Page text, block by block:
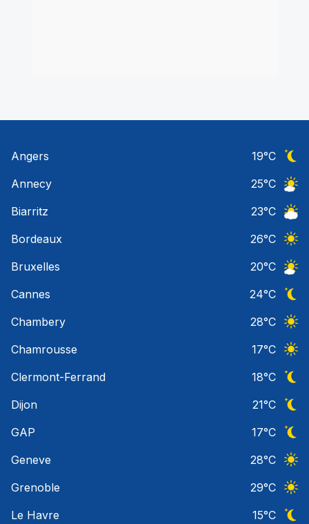
Angers 19°C
Annecy
25°C
Biarritz
23°C
Bordeaux
26°C
Bruxelles
20°C
Cannes
24°C
Chambery
28°C
Chamrousse
17°C
Clermont-Ferrand
18°C
Dijon
21°C
GAP
17°C
Geneve
28°C
Grenoble
29°C
Le Havre
15°C